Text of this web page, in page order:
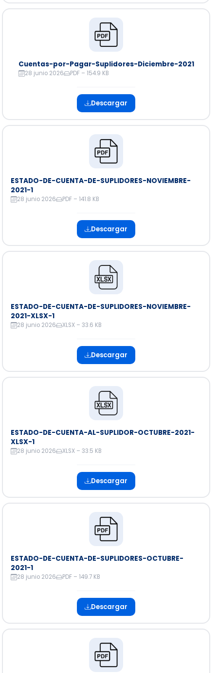
Cuentas-por-Pagar-Suplidores-Diciembre-2021
28 junio 2026 PDF – 154.9 KB
Descargar
ESTADO-DE-CUENTA-DE-SUPLIDORES-NOVIEMBRE-
2021-1
28 junio 2026 PDF – 141.8 KB
Descargar
ESTADO-DE-CUENTA-DE-SUPLIDORES-NOVIEMBRE-
2021-XLSX-1
28 junio 2026 XLSX – 33.6 KB
Descargar
ESTADO-DE-CUENTA-AL-SUPLIDOR-OCTUBRE-2021-
XLSX-1
28 junio 2026 XLSX – 33.5 KB
Descargar
ESTADO-DE-CUENTA-DE-SUPLIDORES-OCTUBRE-
2021-1
28 junio 2026 PDF – 149.7 KB
Descargar